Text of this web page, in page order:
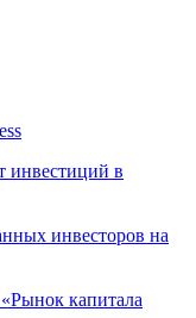
инвестиций в
инвесторов на
капитала